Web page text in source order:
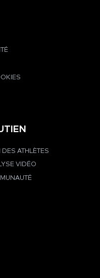
DES ATHLÈTES
VIDÉO